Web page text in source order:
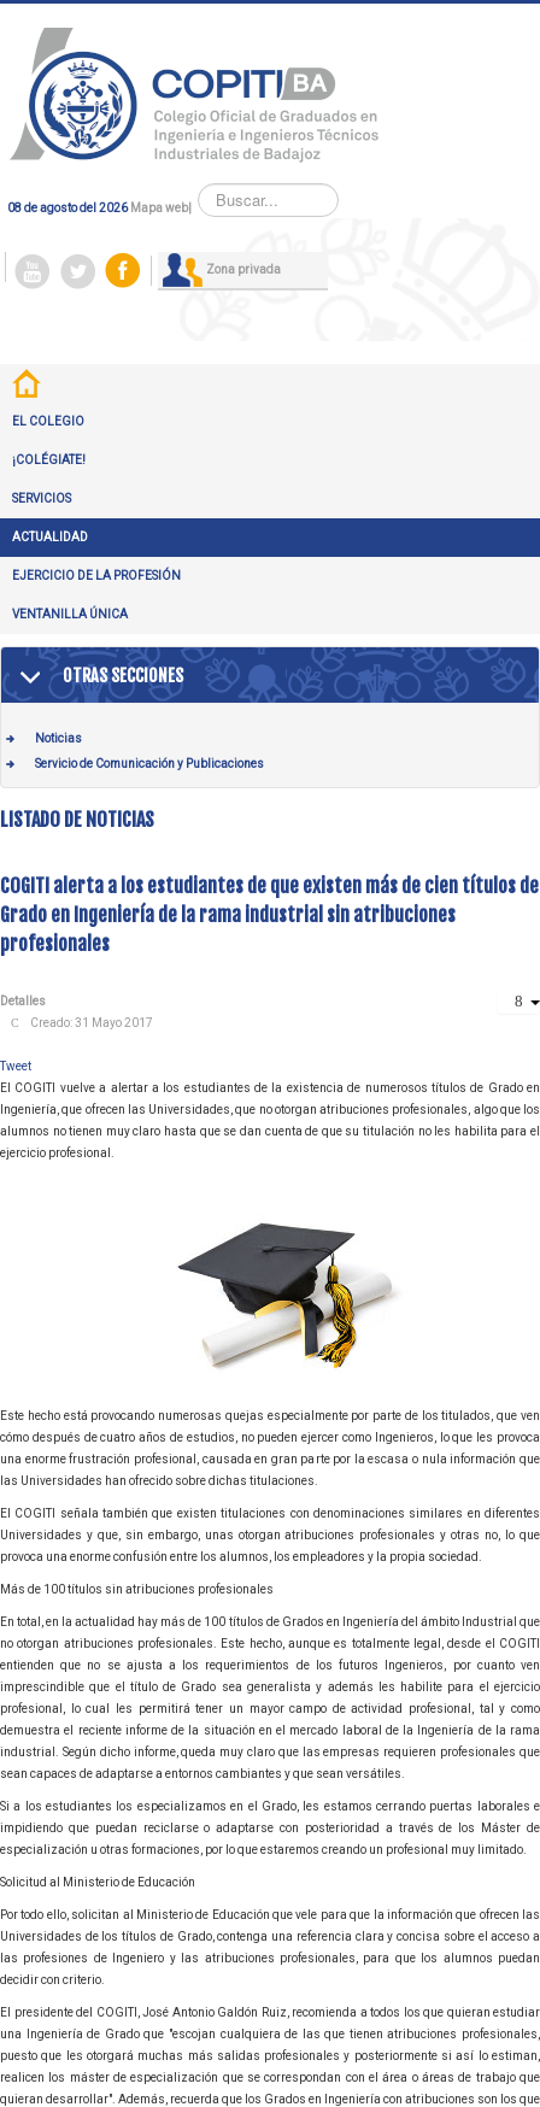
08 de agosto del 2026 Mapa web|
Buscar...
Zona privada
EL COLEGIO
¡COLÉGIATE!
SERVICIOS
ACTUALIDAD
EJERCICIO DE LA PROFESIÓN
VENTANILLA ÚNICA
OTRAS SECCIONES
Noticias
Servicio de Comunicación y Publicaciones
LISTADO DE NOTICIAS
COGITI alerta a los estudiantes de que existen más de cien títulos de
Grado en Ingeniería de la rama industrial sin atribuciones
profesionales
Detalles
Creado: 31 Mayo 2017
Tweet
El COGITI vuelve a alertar a los estudiantes de la existencia de numerosos títulos de Grado en
Ingeniería, que ofrecen las Universidades, que no otorgan atribuciones profesionales, algo que los
alumnos no tienen muy claro hasta que se dan cuenta de que su titulación no les habilita para el
ejercicio profesional.
Este hecho está provocando numerosas quejas especialmente por parte de los titulados, que ven
cómo después de cuatro años de estudios, no pueden ejercer como Ingenieros, lo que les provoca
una enorme frustración profesional, causada en gran parte por la escasa o nula información que
las Universidades han ofrecido sobre dichas titulaciones.
El COGITI señala también que existen titulaciones con denominaciones similares en diferentes
Universidades y que, sin embargo, unas otorgan atribuciones profesionales y otras no, lo que
provoca una enorme confusión entre los alumnos, los empleadores y la propia sociedad.
Más de 100 títulos sin atribuciones profesionales
En total, en la actualidad hay más de 100 títulos de Grados en Ingeniería del ámbito Industrial que
no otorgan atribuciones profesionales. Este hecho, aunque es totalmente legal, desde el COGITI
entienden que no se ajusta a los requerimientos de los futuros Ingenieros, por cuanto ven
imprescindible que el título de Grado sea generalista y además les habilite para el ejercicio
profesional, lo cual les permitirá tener un mayor campo de actividad profesional, tal y como
demuestra el reciente informe de la situación en el mercado laboral de la Ingeniería de la rama
industrial. Según dicho informe, queda muy claro que las empresas requieren profesionales que
sean capaces de adaptarse a entornos cambiantes y que sean versátiles.
Si a los estudiantes los especializamos en el Grado, les estamos cerrando puertas laborales e
impidiendo que puedan reciclarse o adaptarse con posterioridad a través de los Máster de
especialización u otras formaciones, por lo que estaremos creando un profesional muy limitado.
Solicitud al Ministerio de Educación
Por todo ello, solicitan al Ministerio de Educación que vele para que la información que ofrecen las
Universidades de los títulos de Grado, contenga una referencia clara y concisa sobre el acceso a
las profesiones de Ingeniero y las atribuciones profesionales, para que los alumnos puedan
decidir con criterio.
El presidente del COGITI, José Antonio Galdón Ruiz, recomienda a todos los que quieran estudiar
una Ingeniería de Grado que "escojan cualquiera de las que tienen atribuciones profesionales,
puesto que les otorgará muchas más salidas profesionales y posteriormente si así lo estiman,
realicen los máster de especialización que se correspondan con el área o áreas de trabajo que
quieran desarrollar". Además, recuerda que los Grados en Ingeniería con atribuciones son los que